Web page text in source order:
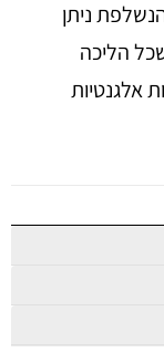
ניתן
הליכה
אלגנטיות